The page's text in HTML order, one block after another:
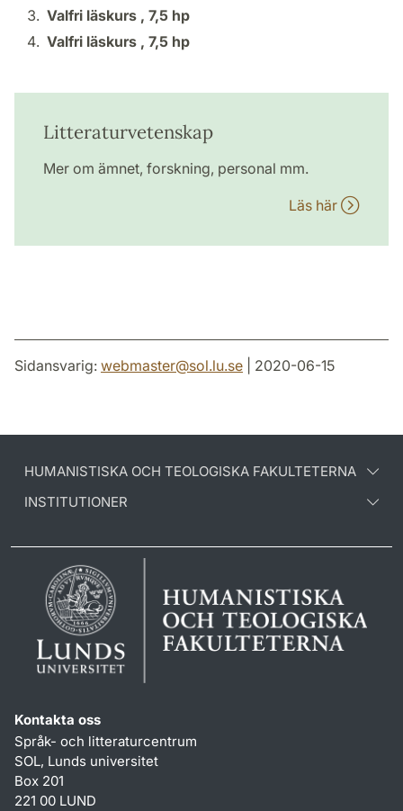
Valfri läskurs , 7,5 hp
Valfri läskurs , 7,5 hp
Litteraturvetenskap
Mer om ämnet, forskning, personal mm.
Läs här
Sidansvarig: webmaster@sol.lu.se | 2020-06-15
HUMANISTISKA OCH TEOLOGISKA FAKULTETERNA
INSTITUTIONER
Kontakta oss
Språk- och litteraturcentrum
SOL, Lunds universitet
Box 201
221 00 LUND